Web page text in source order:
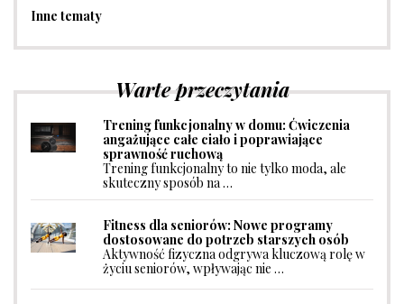
Inne tematy
Warte przeczytania
Trening funkcjonalny w domu: Ćwiczenia
angażujące całe ciało i poprawiające
sprawność ruchową
Trening funkcjonalny to nie tylko moda, ale
skuteczny sposób na …
Fitness dla seniorów: Nowe programy
dostosowane do potrzeb starszych osób
Aktywność fizyczna odgrywa kluczową rolę w
życiu seniorów, wpływając nie …